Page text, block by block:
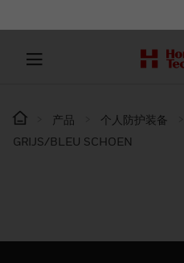
产品 个人防护装备
GRIJS/BLEU SCHOEN